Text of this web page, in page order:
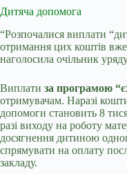
Дитяча допомога
“Розпочалися виплати
отримання цих коштів
наголосила очільник
Виплати за програмою “
отримувачам. Наразі
допомоги становить 8
разі виходу на роботу
досягнення дитиною
спрямувати на оплату
закладу.